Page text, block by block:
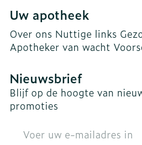
Uw apotheek
Over ons Nuttige links
Apotheker van wacht
Nieuwsbrief
Blijf op de hoogte van
promoties